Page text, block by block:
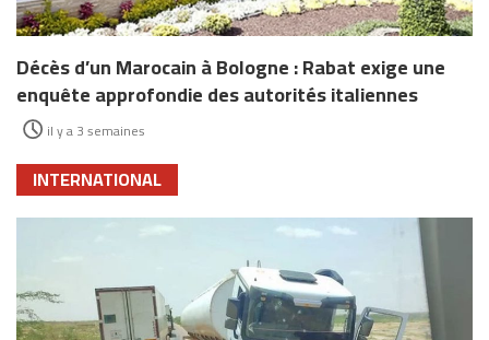
Décès d’un Marocain à Bologne : Rabat exige une
enquête approfondie des autorités italiennes
il y a 3 semaines
INTERNATIONAL